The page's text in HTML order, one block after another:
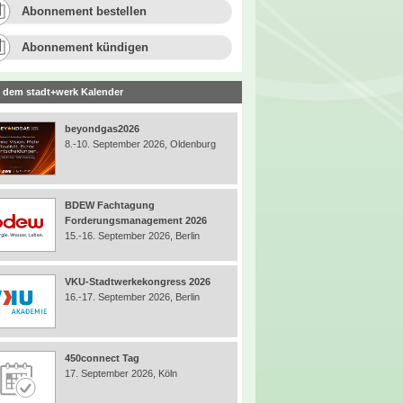
Abonnement bestellen
Abonnement kündigen
dem stadt+werk Kalender
beyondgas2026
8.-10. September 2026, Oldenburg
BDEW Fachtagung
Forderungsmanagement 2026
15.-16. September 2026, Berlin
VKU-Stadtwerkekongress 2026
16.-17. September 2026, Berlin
450connect Tag
17. September 2026, Köln